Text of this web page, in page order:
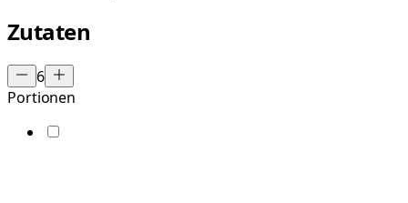
Zutaten
6
Portionen